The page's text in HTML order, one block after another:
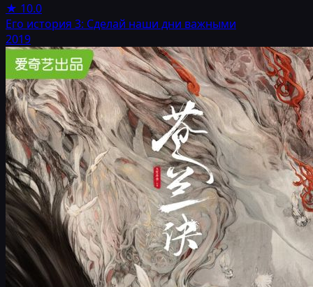
★ 10.0
Его история 3: Сделай наши дни важными
2019